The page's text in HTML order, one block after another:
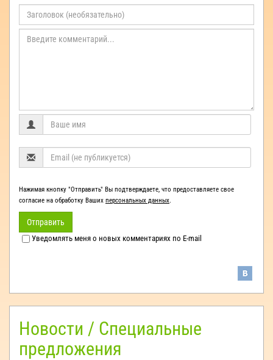
Нажимая кнопку "Отправить" Вы подтверждаете, что предоставляете свое
согласие на обработку Ваших персональных данных.
Отправить
Уведомлять меня о новых комментариях по E-mail
Новости / Специальные
предложения